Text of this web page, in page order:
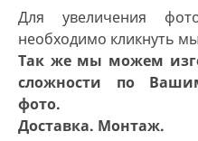
Для увеличения
необходимо кликнуть
Так же мы можем
сложности по
фото.
Доставка. Монтаж.